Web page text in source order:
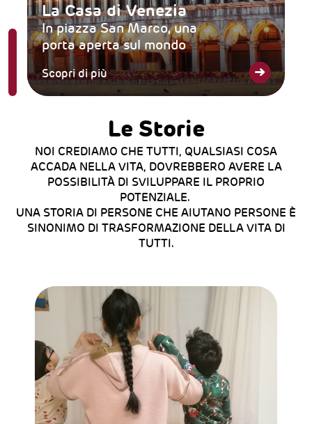
La Casa di Venezia
In piazza San Marco, una
porta aperta sul mondo
Scopri di più
Le Storie
NOI CREDIAMO CHE TUTTI, QUALSIASI COSA
ACCADA NELLA VITA, DOVREBBERO AVERE LA
POSSIBILITÀ DI SVILUPPARE IL PROPRIO
POTENZIALE.
UNA STORIA DI PERSONE CHE AIUTANO PERSONE È
SINONIMO DI TRASFORMAZIONE DELLA VITA DI
TUTTI.